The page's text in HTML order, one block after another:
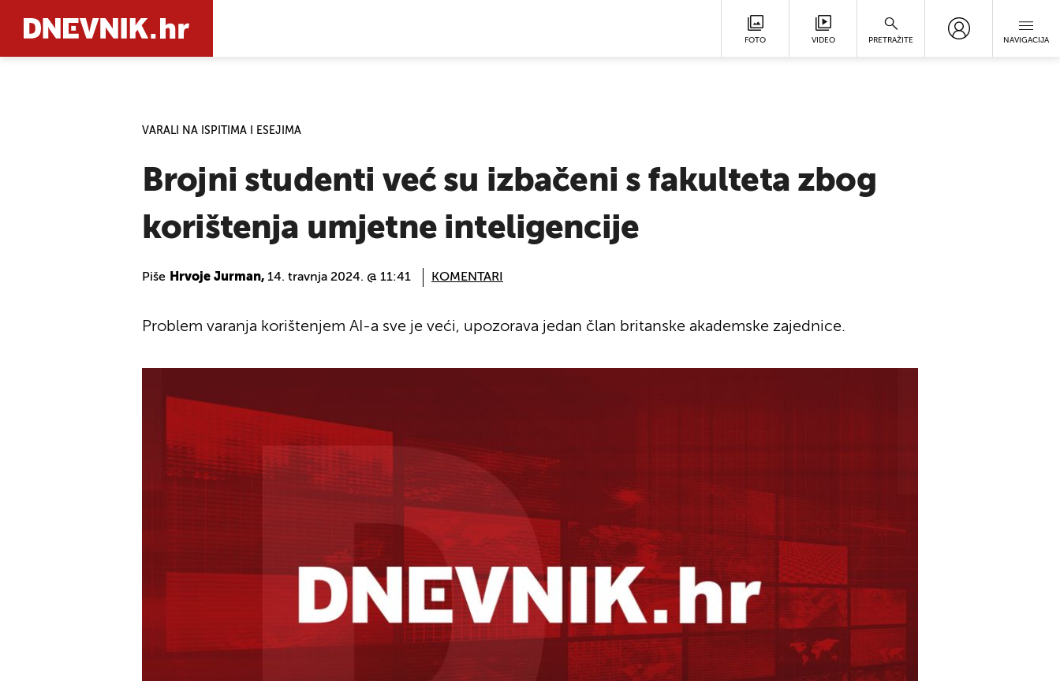
FOTO VIDEO PRETRAŽITE NAVIGACIJA
VARALI NA ISPITIMA I ESEJIMA
Brojni studenti već su izbačeni s fakulteta zbog
korištenja umjetne inteligencije
Piše Hrvoje Jurman, 14. travnja 2024. @ 11:41 KOMENTARI
Problem varanja korištenjem AI-a sve je veći, upozorava jedan član britanske akademske zajednice.